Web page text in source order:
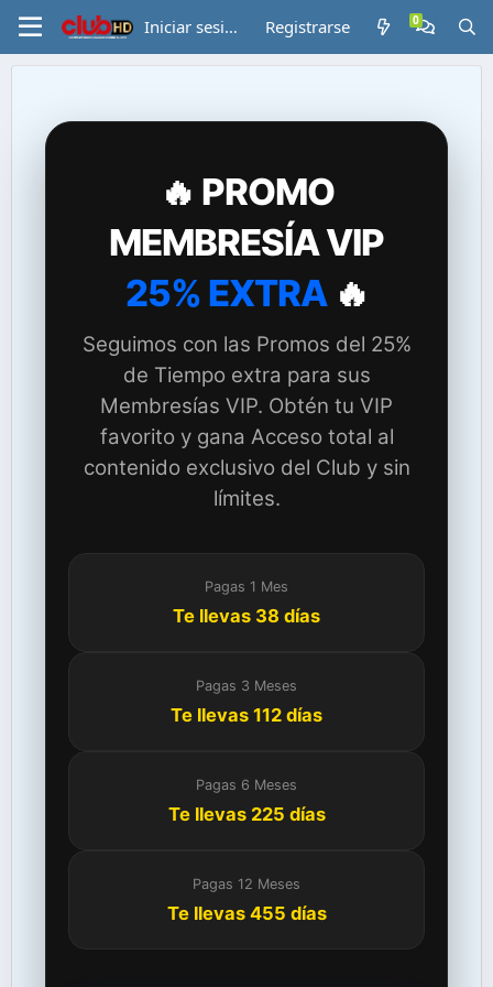
Iniciar sesión Registrarse
🔥 PROMO
MEMBRESÍA VIP
25% EXTRA🔥
Seguimos con las Promos del 25%
de Tiempo extra para sus
Membresías VIP. Obtén tu VIP
favorito y gana Acceso total al
contenido exclusivo del Club y sin
límites.
Pagas 1 Mes
Te llevas 38 días
Pagas 3 Meses
Te llevas 112 días
Pagas 6 Meses
Te llevas 225 días
Pagas 12 Meses
Te llevas 455 días